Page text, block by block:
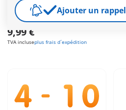
Livraison gratuite à partir de
9,99 €
TVA incluseplus frais d´expédition
Ajouter un rappel